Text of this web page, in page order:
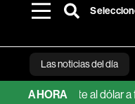
Las noticias del día
AHORA
frente al dólar a finales